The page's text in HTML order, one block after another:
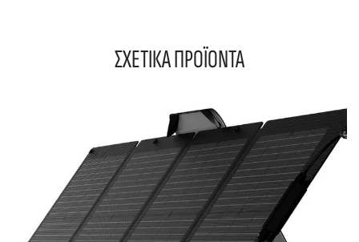
ΣΧΕΤΙΚΑ ΠΡΟΪΟΝΤΑ